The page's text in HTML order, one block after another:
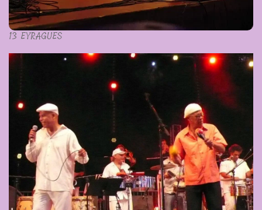
13 EYRAGUES